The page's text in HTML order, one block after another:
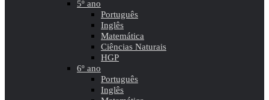
5º ano
Português
Inglês
Matemática
Ciências Naturais
HGP
6º ano
Português
Inglês